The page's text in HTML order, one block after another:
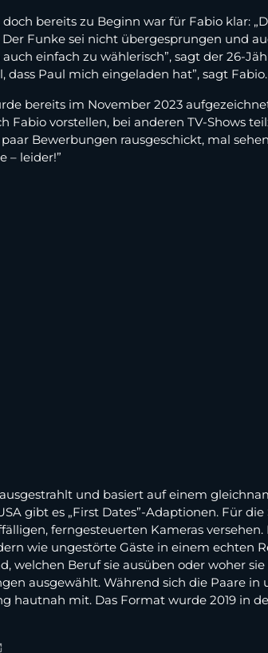
bereits zu Beginn war für Fabio klar:
Funke sei nicht übergesprungen und
einfach zu wählerisch”, sagt der 26-
Paul mich eingeladen hat”, sagt Fabio.
bereits im November 2023
vorstellen, bei anderen TV-Shows
Bewerbungen rausgeschickt, mal
– leider!”
und basiert auf einem
gibt es „First Dates”-Adaptionen. Für
ferngesteuerten Kameras
wie ungestörte Gäste in einem echten
welchen Beruf sie ausüben oder woher
ausgewählt. Während sich die Paare
mit. Das Format wurde 2019 in